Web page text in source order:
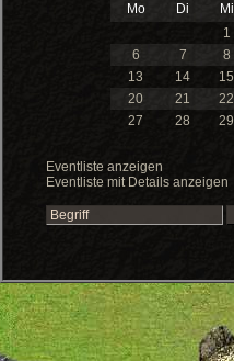
Mo
Di Mi
1
6
7 8
13
14 15
20
21 22
27
28 29
Eventliste anzeigen
Eventliste mit Details anzeigen